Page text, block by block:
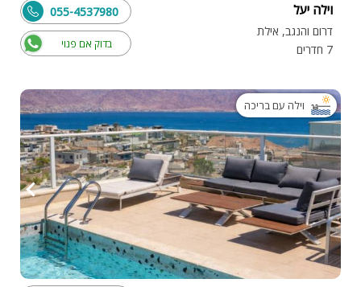
וילה יעל
דרום והנגב, אילת
7 חדרים
בדוק אם פנוי
055-4537980
וילה עם בריכה